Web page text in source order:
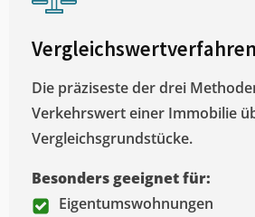
Vergleichswertverfahren
Die präziseste der drei
Verkehrswert einer Immobilie
Vergleichsgrundstücke.
Besonders geeignet für:
Eigentumswohnungen